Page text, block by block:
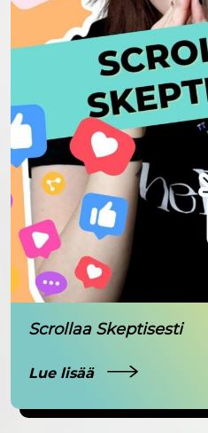
Scrollaa Skeptisesti
Lue lisää